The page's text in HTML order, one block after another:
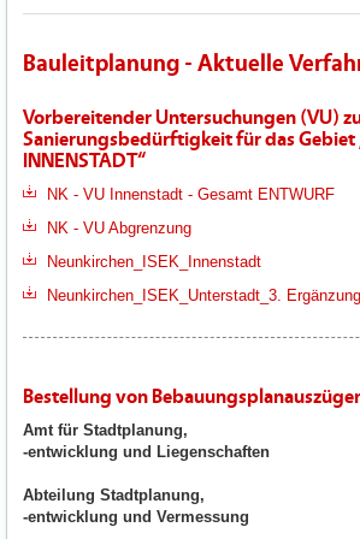
Bauleitplanung - Aktuelle
Vorbereitender Untersuchungen (VU)
Sanierungsbedürftigkeit für das Gebiet
INNENSTADT“
NK - VU Innenstadt - Gesamt ENTWURF
NK - VU Abgrenzung
Neunkirchen_ISEK_Innenstadt
Neunkirchen_ISEK_Unterstadt_3. Ergänzung
Bestellung von
Amt für Stadtplanung,
-entwicklung und Liegenschaften
Abteilung Stadtplanung,
-entwicklung und Vermessung